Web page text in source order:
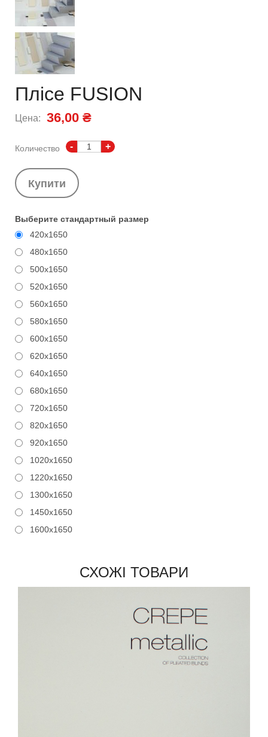
Плісе FUSION
Цена: 36,00 ₴
Количество - +
Купити
Выберите стандартный размер
420x1650
480x1650
500x1650
520x1650
560x1650
580x1650
600x1650
620x1650
640x1650
680x1650
720x1650
820x1650
920x1650
1020x1650
1220x1650
1300x1650
1450x1650
1600x1650
СХОЖІ ТОВАРИ